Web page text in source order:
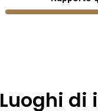
Luoghi di